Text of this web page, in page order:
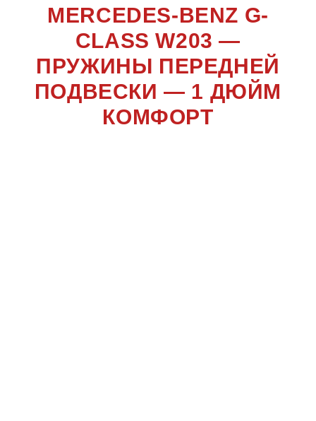
MERCEDES-BENZ G-
CLASS W203 —
ПРУЖИНЫ ПЕРЕДНЕЙ
ПОДВЕСКИ — 1 ДЮЙМ
КОМФОРТ